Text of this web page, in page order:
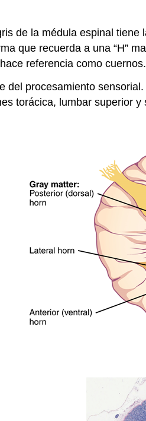
de la médula espinal
que recuerda a una “H”
referencia como cuernos.
del procesamiento sensorial.
torácica, lumbar superior